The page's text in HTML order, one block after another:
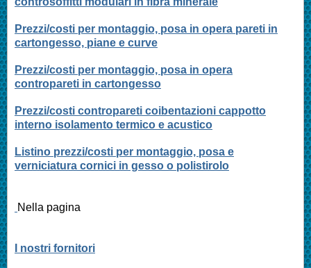
Prezzi/costi per montaggio, posa in opera pareti in
cartongesso, piane e curve
Prezzi/costi per montaggio, posa in opera
contropareti in cartongesso
Prezzi/costi contropareti coibentazioni cappotto
interno isolamento termico e acustico
Listino prezzi/costi per montaggio, posa e
verniciatura cornici in gesso o polistirolo
Nella pagina
I nostri fornitori